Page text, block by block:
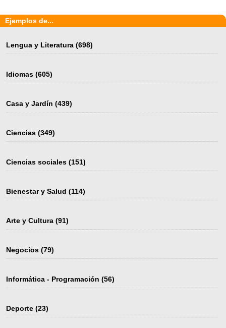
Ejemplos de...
Lengua y Literatura (698)
Idiomas (605)
Casa y Jardín (439)
Ciencias (349)
Ciencias sociales (151)
Bienestar y Salud (114)
Arte y Cultura (91)
Negocios (79)
Informática - Programación (56)
Deporte (23)